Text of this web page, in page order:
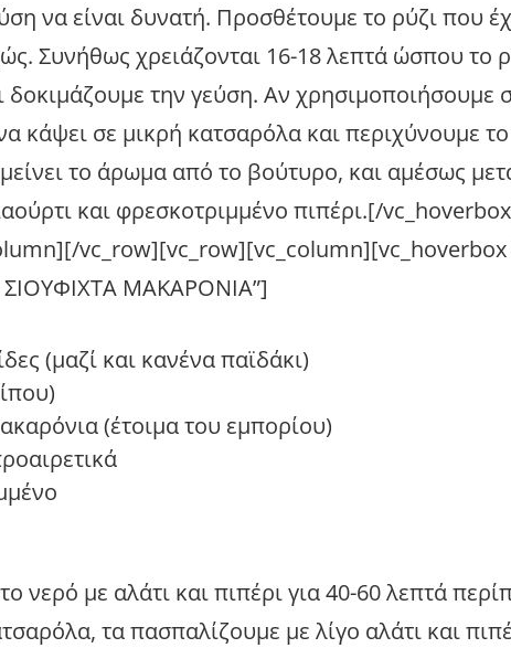
να είναι δυνατή. Προσθέτουμε το ρύζι που
Συνήθως χρειάζονται 16-18 λεπτά ώσπου το
δοκιμάζουμε την γεύση. Αν χρησιμοποιήσουμε
κάψει σε μικρή κατσαρόλα και περιχύνουμε
μείνει το άρωμα από το βούτυρο, και αμέσως
και φρεσκοτριμμένο πιπέρι.[/
vc_row][vc_row][vc_column][vc_hoverbox
ΜΑΚΑΡΟΝΙΑ”]
(μαζί και κανένα παϊδάκι)
(έτοιμα του εμπορίου)
νερό με αλάτι και πιπέρι για 40-60 λεπτά
τα πασπαλίζουμε με λίγο αλάτι και